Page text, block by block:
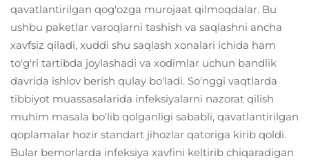
qavatlantirilgan qog'ozga murojaat qilmoqdalar. Bu
ushbu paketlar varoqlarni tashish va saqlashni ancha
xavfsiz qiladi, xuddi shu saqlash xonalari ichida ham
to'g'ri tartibda joylashadi va xodimlar uchun bandlik
davrida ishlov berish qulay bo'ladi. So'nggi vaqtlarda
tibbiyot muassasalarida infeksiyalarni nazorat qilish
muhim masala bo'lib qolganligi sababli, qavatlantirilgan
qoplamalar hozir standart jihozlar qatoriga kirib qoldi.
Bular bemorlarda infeksiya xavfini keltirib chiqaradigan